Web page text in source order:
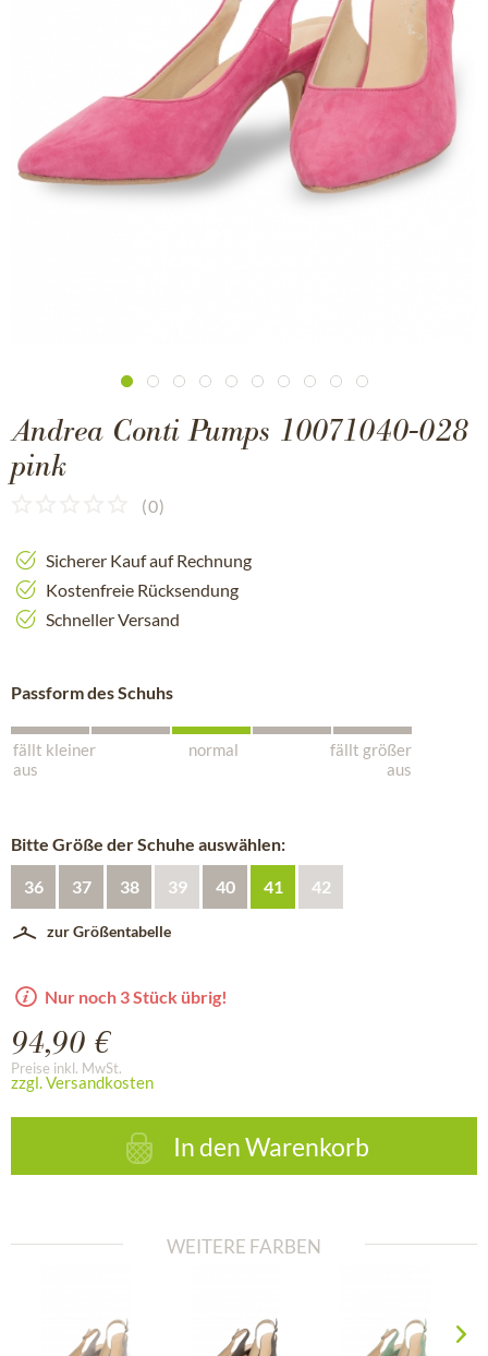
Andrea Conti Pumps 10071040-028
pink
(0)
Sicherer Kauf auf Rechnung
Kostenfreie Rücksendung
Schneller Versand
Passform des Schuhs
fällt kleiner
aus
normal
fällt größer
aus
Bitte Größe der Schuhe auswählen:
36 37 38 39 40 41 42
zur Größentabelle
Nur noch 3 Stück übrig!
94,90 €
Preise inkl. MwSt.
zzgl. Versandkosten
In denWarenkorb
WEITERE FARBEN